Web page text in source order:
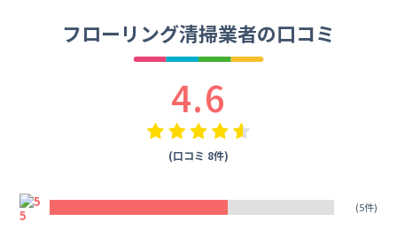
フローリング清掃業者の口コミ
4.6
(口コミ 8件)
5 (5件)